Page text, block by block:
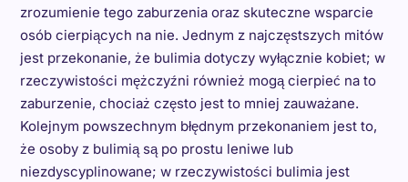
zrozumienie tego zaburzenia oraz skuteczne wsparcie
osób cierpiących na nie. Jednym z najczęstszych mitów
jest przekonanie, że bulimia dotyczy wyłącznie kobiet; w
rzeczywistości mężczyźni również mogą cierpieć na to
zaburzenie, chociaż często jest to mniej zauważane.
Kolejnym powszechnym błędnym przekonaniem jest to,
że osoby z bulimią są po prostu leniwe lub
niezdyscyplinowane; w rzeczywistości bulimia jest